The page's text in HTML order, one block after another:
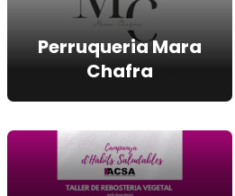
Perruqueria Mara
Chafra